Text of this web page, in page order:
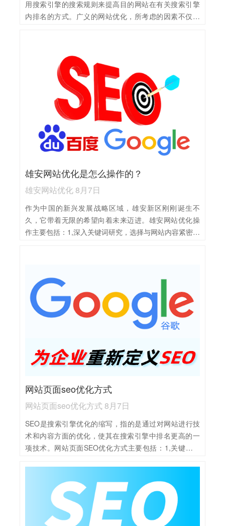
用搜索引擎的搜索规则来提高目的网站在有关搜索引擎
内排名的方式。广义的网站优化，所考虑的因素不仅是
包括：1,关键词优化：精选与产品相关的关键词，合理布
局在标题、描述、正文等位置，提升搜索引擎排名。2,内
容优化：定期更新高质量、原创的内容，满足用户需
求，提高用户粘性。3,网站结构优化：确保网站结构清
晰、导航便捷，便于搜索引擎抓取和用户浏览。4,用户体
验提升：优化页面加载速度，改进界面设计，提升用户
浏览和购物体验。5,外链建设：积极获取高质量外链，提
高网站权重和知名度。6,数据分析与调整：定期分析网站
略。
雄安网站优化是怎么操作的？
雄安网站优化 8月7日
作为中国的新兴发展战略区域，雄安新区刚刚诞生不
久，它带着无限的希望向着未来迈进。雄安网站优化操
作主要包括：1,深入关键词研究，选择与网站内容紧密相
站结构，确保页面加载速度快、导航清晰，同时优化内
部链接，提高页面间的互通性。4,积极建设外部链接，获
取高质量的外链资源，提升网站权重和知名度。5,定期监
测和分析关键词排名、网站流量等数据，根据数据调整
网站页面seo优化方式
网站页面seo优化方式 8月7日
SEO是搜索引擎优化的缩写，指的是通过对网站进行技
术和内容方面的优化，使其在搜索引擎中排名更高的一
项技术。网站页面SEO优化方式主要包括：1,关键词优
量、原创且有价值的内容，确保内容结构清晰，信息丰
富，易于阅读。3,页面结构：优化页面结构，使用H标签
明确内容层次，添加内部链接，提高页面间的互通性。
4,URL优化：保持URL简洁明了，包含关键词，避免使用